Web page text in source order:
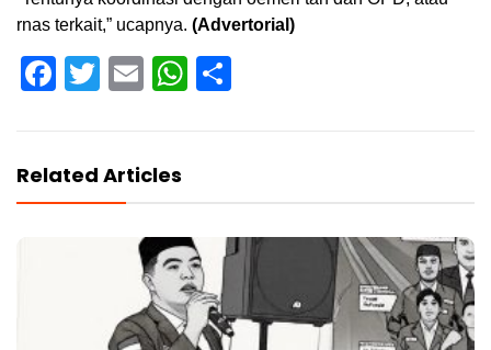
rnas terkait,” ucapnya. (Advertorial)
Facebook
Twitter
EmailWhatsApp
Related Articles